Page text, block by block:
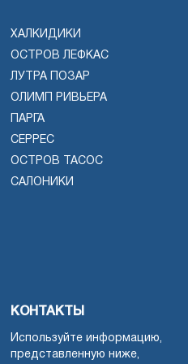
ХАЛКИДИКИ
ОСТРОВ ЛЕФКАС
ЛУТРА ПОЗАР
ОЛИМП РИВЬЕРА
ПАРГА
СЕРРЕС
ОСТРОВ ТАСОС
САЛОНИКИ
КОНТАКТЫ
Используйте информацию,
представленную ниже,